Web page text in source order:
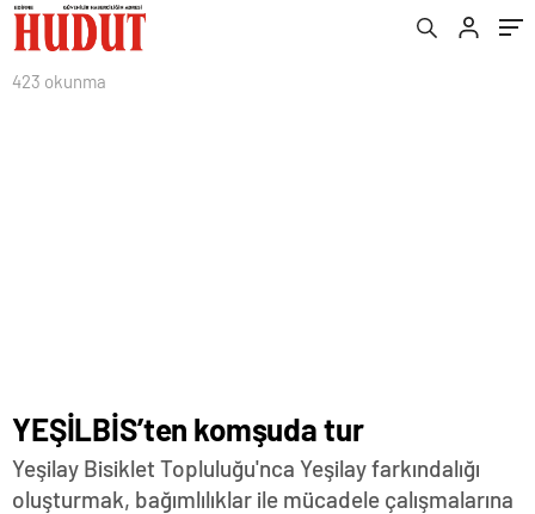
423 okunma
YEŞİLBİS’ten komşuda tur
Yeşilay Bisiklet Topluluğu'nca Yeşilay farkındalığı
oluşturmak, bağımlılıklar ile mücadele çalışmalarına